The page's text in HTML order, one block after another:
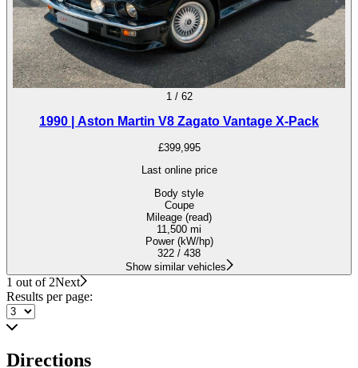
1 / 62
1990 | Aston Martin V8 Zagato Vantage X-Pack
£399,995
Last online price
Body style
Coupe
Mileage (read)
11,500 mi
Power (kW/hp)
322 / 438
Show similar vehicles
1 out of 2Next
Results per page:
Directions